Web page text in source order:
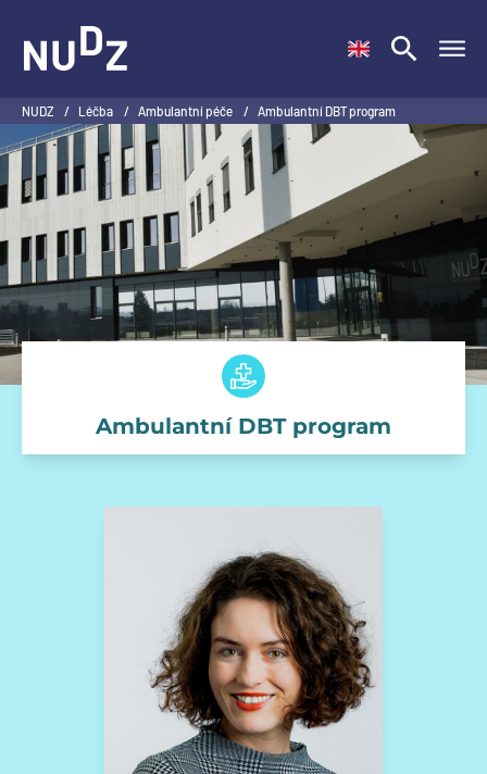
NUDZ / Léčba / Ambulantní péče / Ambulantní DBT program
Ambulantní DBT program